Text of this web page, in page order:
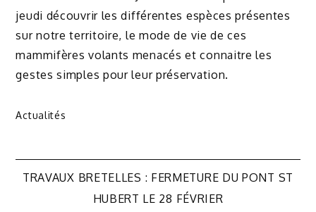
jeudi découvrir les différentes espèces présentes
sur notre territoire, le mode de vie deces
mammifères volants menacés et connaitre les
gestes simples pour leur préservation.
Actualités
Navigation
TRAVAUX BRETELLES : FERMETURE DU PONT ST
HUBERT LE 28 FÉVRIER